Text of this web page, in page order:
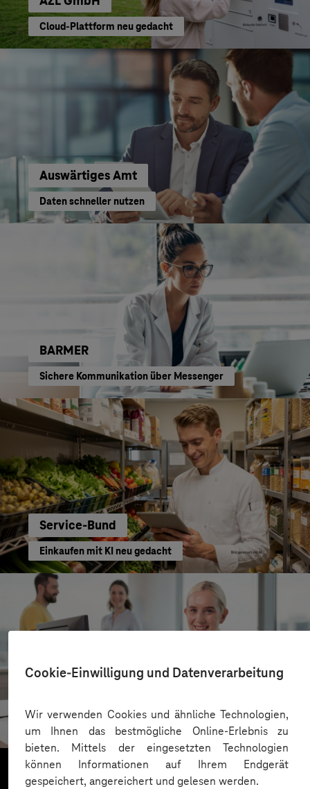
Cookie-Einwilligung und Datenverarbeitung
Wir verwenden Cookies und ähnliche Technologien,
um Ihnen das bestmögliche Online-Erlebnis zu
bieten. Mittels der eingesetzten Technologien
können Informationen auf Ihrem Endgerät
gespeichert, angereichert und gelesen werden.
Cloud-Plattform neu gedacht
Auswärtiges Amt
Daten schneller nutzen
BARMER
Sichere Kommunikation über Messenger
Service-Bund
Einkaufen mit KI neu gedacht
KI für moderne Verwaltung